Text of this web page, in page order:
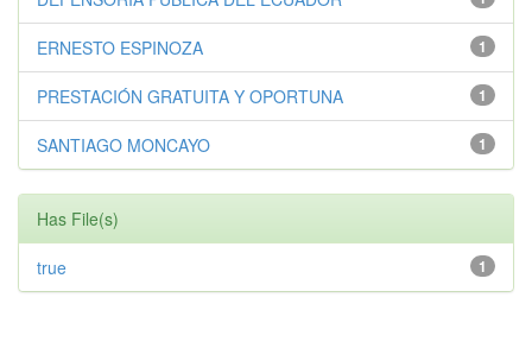
1
ERNESTO ESPINOZA
1
PRESTACIÓN GRATUITA Y OPORTUNA
1
SANTIAGO MONCAYO
Has File(s)
1
true